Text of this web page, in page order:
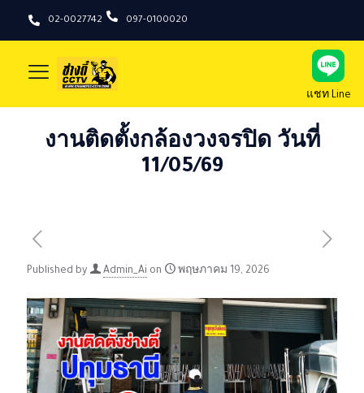
02-0027742 097-0100020
แชท Line
งานติดตั้งกล้องวงจรปิด วันที่
11/05/69
Published by Admin_Ai on พฤษภาคม 19, 2026